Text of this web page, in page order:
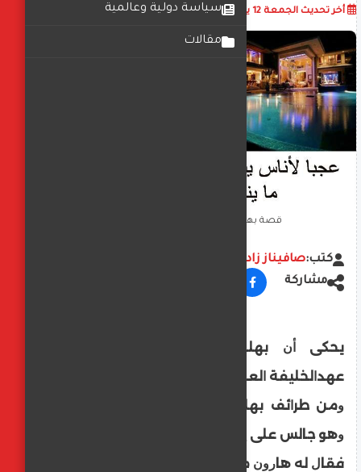
سياسة دولية وعالمية
مقالات
أخر تحديث الجمعة 12 يوليو 2024 12:39:08 ص
قصة بهلول المجنون وهارون الرشيد
كتب:صافيناز زادة
مشاركة
ﻳﺤﻜﻰ ﺃﻥ ﺑﻬﻠﻮﻝ ﻛﺎﻥ ﺭﺟﻼً ﻣﺠﻨﻮﻧﺎً ﻓﻲ
ﻋﻬﺪﺍﻟﺨﻠﻴﻔﺔ ﺍﻟﻌﺒﺎﺳﻲ ﻫﺎﺭﻭﻥ ﺍﻟﺮﺷﻴﺪ ..
ﻭﻣﻦ ﻃﺮﺍﺋﻒ ﺑﻬﻠﻮﻝ ﺃﻧﻪ ﻣﺮ ﻋﻠﻴﻪ ﺍﻟﺮﺷﻴﺪ ﻳﻮﻣﺎً
ﻭﻫﻮ ﺟﺎﻟﺲ ﻋﻠﻰ ﺇﺣﺪﻯ ﺍﻟﻤﻘﺎﺑﺮ.
ﻓﻘﺎﻝ ﻟﻪ ﻫﺎﺭﻭﻥ ﻣﻌﻨﻔﺎً :